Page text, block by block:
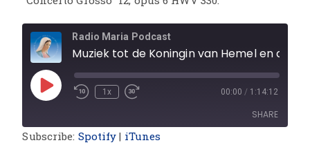
Radio Maria Podcast
Muziek tot de Koningin van Hemel en aarde
1x 00:00 / 1:14:12
SHARE
Subscribe: Spotify | iTunes